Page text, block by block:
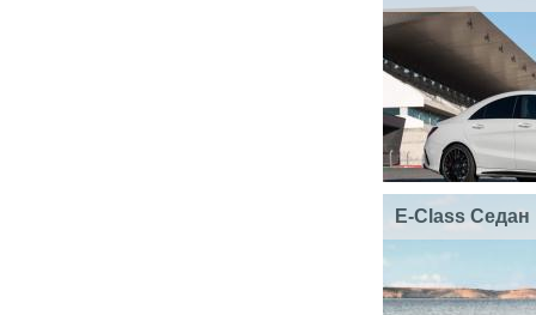
E-Class Седан